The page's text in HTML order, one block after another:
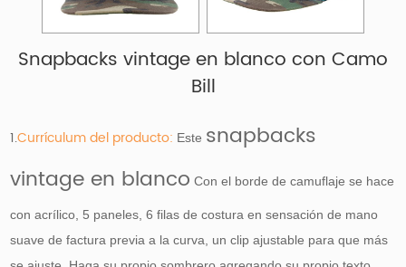
Snapbacks vintage en blanco con Camo
Bill
1.Currículum del producto: Este snapbacks
vintage en blanco Con el borde de camuflaje se hace
con acrílico, 5 paneles, 6 filas de costura en sensación de mano
suave de factura previa a la curva, un clip ajustable para que más